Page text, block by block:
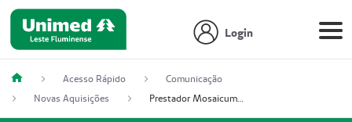
Login
Acesso Rápido
Comunicação
Novas Aquisições
Prestador Mosaicum Espaço Clínico Ltda (51004352-0)